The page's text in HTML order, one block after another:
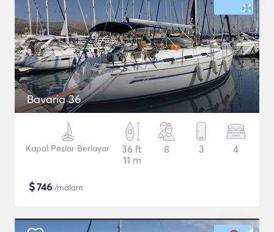
Bavaria 36
Kapal Pesiar Berlayar
36 ft
11 m
8 3 4
$746 /malam